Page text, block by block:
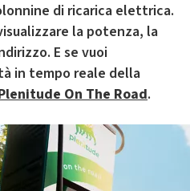
di ricarica elettrica.
la potenza, la
E se vuoi
in tempo reale della
On The Road.